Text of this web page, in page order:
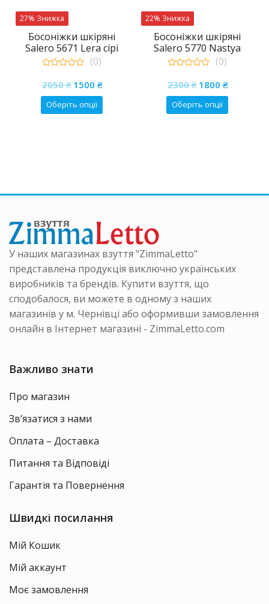
27% Знижка
Босоніжки шкіряні
Salero 5671 Lera сірі
out
of
5
(0)
2050₴ Оригінальна
ціна:
2050 ₴.
1500 ₴Поточна
ціна:
1500 ₴.
Оберіть опції
товар
можна
сторінці
товару
22% Знижка
Босоніжки шкіряні
Salero 5770 Nastya
леопардові
out
of
5
(0)
2300₴ Оригінальна
ціна:
2300 ₴.
1800 ₴Поточна
ціна:
1800 ₴.
Оберіть опції
товар
можна
У наших магазинах взуття "ZimmaLetto"
представлена продукція виключно українських
виробників та брендів. Купити взуття, що
сподобалося, ви можете в одному з наших
магазинів у м. Чернівці або оформивши замовлення
онлайн в Інтернет магазині - ZimmaLetto.com
Важливо знати
Про магазин
Зв’язатися з нами
Оплата – Доставка
Питання та Відповіді
Гарантія та Повернення
Швидкі посилання
Мій Кошик
Мій аккаунт
Моє замовлення